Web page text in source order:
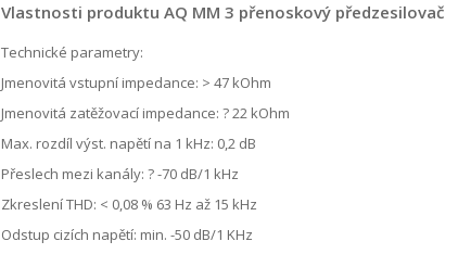
Vlastnosti produktu AQ MM 3 přenoskový předzesilovač
Technické parametry:
Jmenovitá vstupní impedance: > 47 kOhm
Jmenovitá zatěžovací impedance: ? 22 kOhm
Max. rozdíl výst. napětí na 1 kHz: 0,2 dB
Přeslech mezi kanály: ? -70 dB/1 kHz
Zkreslení THD: < 0,08 % 63 Hz až 15 kHz
Odstup cizích napětí: min. -50 dB/1 KHz